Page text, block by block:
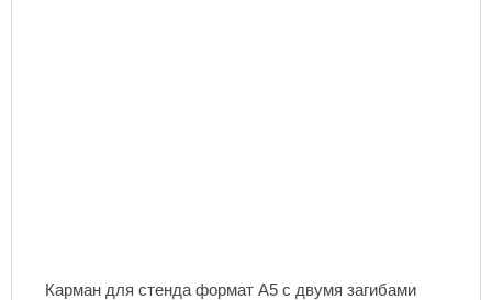
Карман для стенда формат А5 с двумя загибами